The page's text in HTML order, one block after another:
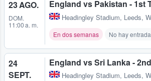
23 AGO.
DOM.
11:00 a. m.
England vs Pakistan - 1st
Headingley Stadium, Leeds,
En dos semanas No hay
24
SEPT.
England vs Sri Lanka -
Headingley Stadium, Leeds,